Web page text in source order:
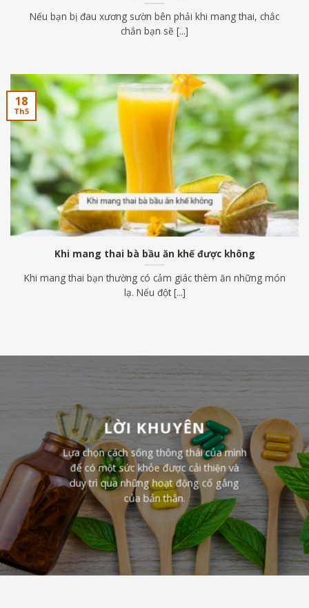
Nếu bạn bị đau xương sườn bên phải khi mang thai, chắc
chắn bạn sẽ [...]
Khi mang thai bà bầu ăn khế được không
Khi mang thai bạn thường có cảm giác thèm ăn những món
lạ. Nếu đột [...]
18
Th5
LỜI KHUYÊN
Lựa chọn cách sống thông thái của mình
để có một sức khỏe được cải thiện và
duy trì qua những hoạt động cố gắng
của bản thân.